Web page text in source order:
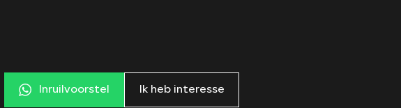
Inruilvoorstel Ik heb interesse